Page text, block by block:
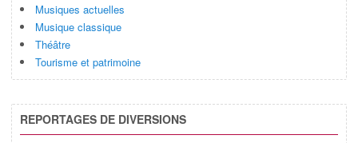
Musiques actuelles
Musique classique
Théâtre
Tourisme et patrimoine
REPORTAGES DE DIVERSIONS